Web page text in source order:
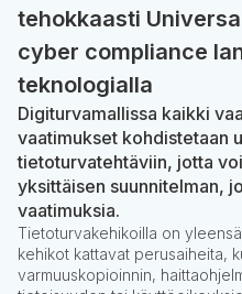
tehokkaasti
cyber compliance
teknologialla
Digiturvamallissa kaikki
vaatimukset kohdistetaan
tietoturvatehtäviin, jotta
yksittäisen suunnitelman,
vaatimuksia.
Tietoturvakehikoilla on
kehikot kattavat perusaiheita,
varmuuskopioinnin,